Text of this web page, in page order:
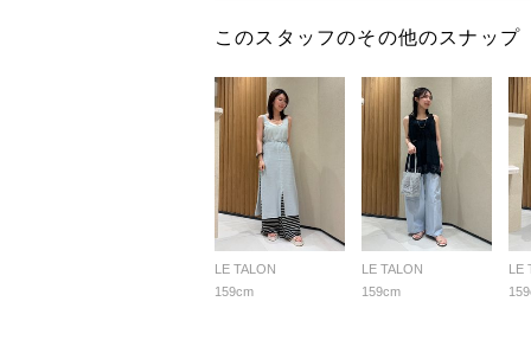
このスタッフのその他のスナップ
LE TALON
159cm
LE TALON
159cm
LE